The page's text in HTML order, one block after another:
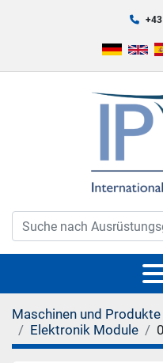
Maschinen und Produkte
Elektronik Module